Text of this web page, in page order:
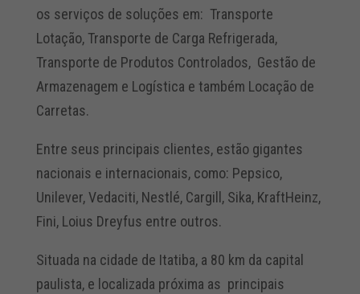
os serviços de soluções em: Transporte
Lotação, Transporte de Carga Refrigerada,
Transporte de Produtos Controlados, Gestão de
Armazenagem e Logística e também Locação de
Carretas.
Entre seus principais clientes, estão gigantes
nacionais e internacionais, como: Pepsico,
Unilever, Vedaciti, Nestlé, Cargill, Sika, KraftHeinz,
Fini, Loius Dreyfus entre outros.
Situada na cidade de Itatiba, a 80 km da capital
paulista, e localizada próxima as principais